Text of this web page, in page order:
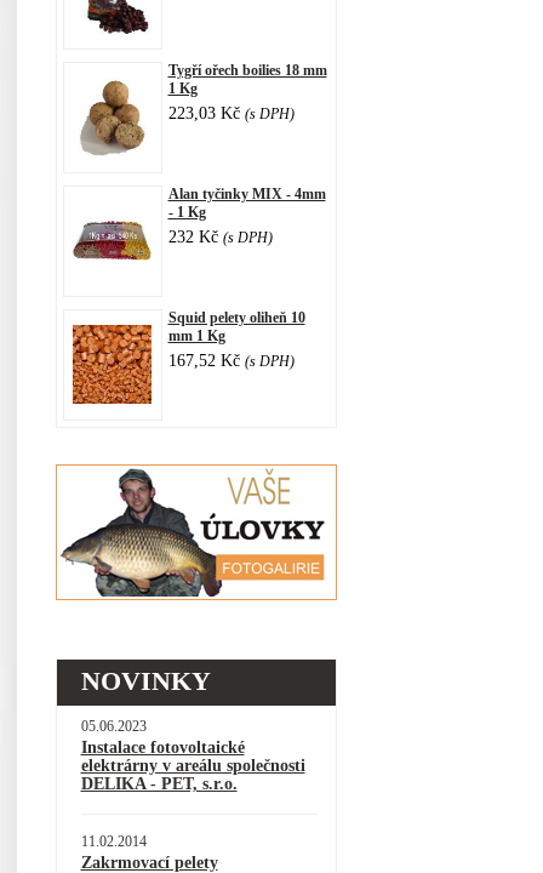
Tygří ořech boilies 18 mm
1 Kg
223,03 Kč (s DPH)
Alan tyčinky MIX - 4mm
- 1 Kg
232 Kč (s DPH)
Squid pelety oliheň 10
mm 1 Kg
167,52 Kč (s DPH)
NOVINKY
05.06.2023
Instalace fotovoltaické
elektrárny v areálu společnosti
DELIKA - PET, s.r.o.
11.02.2014
Zakrmovací pelety